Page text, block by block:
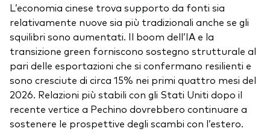
L’economia cinese trova supporto da fonti sia
relativamente nuove sia più tradizionali anche se gli
squilibri sono aumentati. Il boom dell’IA e la
transizione green forniscono sostegno strutturale al
pari delle esportazioni che si confermano resilienti e
sono cresciute di circa 15% nei primi quattro mesi del
2026. Relazioni più stabili con gli Stati Uniti dopo il
recente vertice a Pechino dovrebbero continuare a
sostenere le prospettive degli scambi con l’estero.